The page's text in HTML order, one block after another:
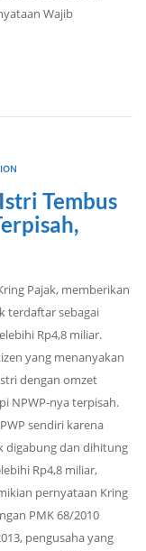
Wajib
Tembus
Pajak, memberikan
terdaftar sebagai
Rp4,8 miliar.
yang menanyakan
dengan omzet
NPWP-nya terpisah.
sendiri karena
digabung dan dihitung
Rp4,8 miliar,
pernyataan Kring
PMK 68/2010
pengusaha yang